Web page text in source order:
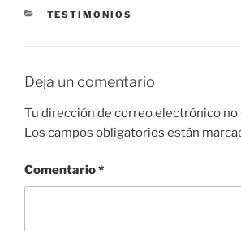
o
k
er p
CATEGORÍAS
TESTIMONIOS
Deja un comentario
Tu dirección de correo electrónico no
Los campos obligatorios están
Comentario*